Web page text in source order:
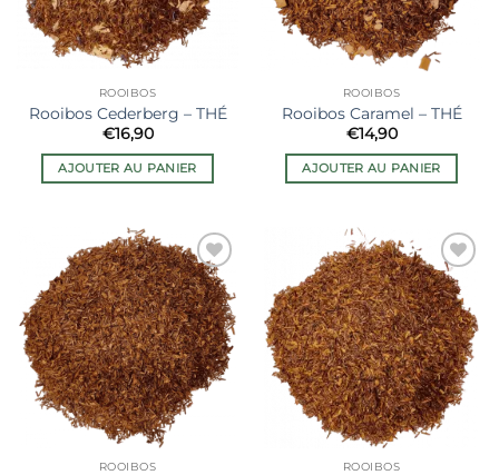
ROOIBOS
Rooibos Cederberg – THÉ
€16,90
AJOUTER AU PANIER
ROOIBOS
Rooibos Caramel – THÉ
€14,90
AJOUTER AU PANIER
Ajouter
à la liste
de
souhaits
ROOIBOS
Ajouter
à la liste
de
souhaits
ROOIBOS